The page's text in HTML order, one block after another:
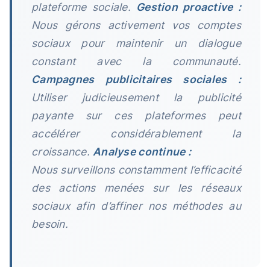
plateforme sociale. Gestion proactive :
Nous gérons activement vos comptes
sociaux pour maintenir un dialogue
constant avec la communauté.
Campagnes publicitaires sociales :
Utiliser judicieusement la publicité
payante sur ces plateformes peut
accélérer considérablement la
croissance.Analyse continue :
Nous surveillons constamment l’efficacité
des actions menées sur les réseaux
sociaux afin d’affiner nos méthodes au
besoin.